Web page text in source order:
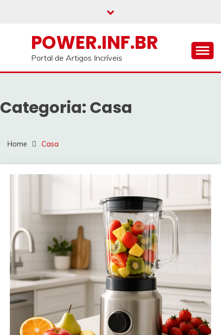
POWER.INF.BR
Portal de Artigos Incríveis
Categoria: Casa
Home Casa